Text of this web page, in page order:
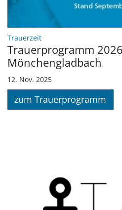
Trauerzeit:
Trauerprogramm
Mönchengladbach
12. Nov. 2025
zum Trauerprogramm